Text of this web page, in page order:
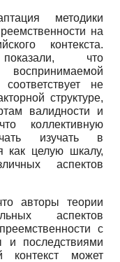
методики
на
контекста.
что
не
структуре,
валидности и
коллективную
изучать в
как целую шкалу,
аспектов
авторы теории
аспектов
с
и последствиями
контекст может